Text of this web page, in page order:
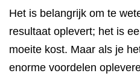
Het is belangrijk om te
resultaat oplevert; het is
moeite kost. Maar als je
enorme voordelen